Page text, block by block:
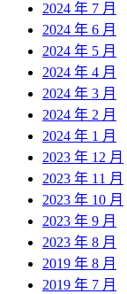
2024 年 7 月
2024 年 6 月
2024 年 5 月
2024 年 4 月
2024 年 3 月
2024 年 2 月
2024 年 1 月
2023 年 12 月
2023 年 11 月
2023 年 10 月
2023 年 9 月
2023 年 8 月
2019 年 8 月
2019 年 7 月